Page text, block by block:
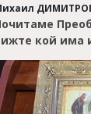
кой има